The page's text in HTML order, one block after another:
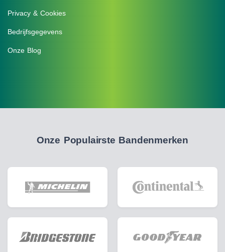
Privacy & Cookies
Bedrijfsgegevens
Onze Blog
Onze Populairste Bandenmerken